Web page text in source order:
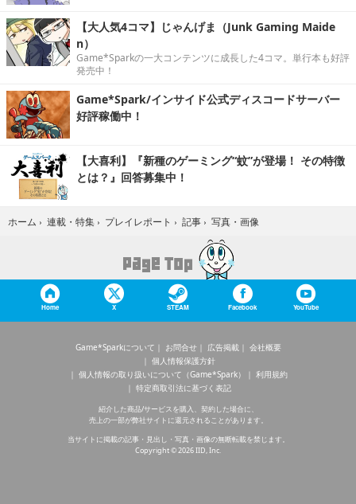
【大人気4コマ】じゃんげま（Junk Gaming Maide
n）
Game*Sparkの一大コンテンツに成長した4コマ。単行本も好評
発売中！
Game*Spark/インサイド公式ディスコードサーバー
好評稼働中！
【大喜利】『新種のゲーミング“蚊”が登場！ その特徴
とは？』回答募集中！
ホーム › 連載・特集 › プレイレポート › 記事 › 写真・画像
Home X STEAM Facebook YouTube
Game*Sparkについて お問合せ 広告掲載
会社概要
個人情報保護方針
個人情報の取り扱いについて（Game*Spark）
利用規約
特定商取引法に基づく表記
紹介した商品/サービスを購入、契約した場合に、
売上の一部が弊社サイトに還元されることがあります。
当サイトに掲載の記事・見出し・写真・画像の無断転載を禁じます。
Copyright © 2026 IID, Inc.